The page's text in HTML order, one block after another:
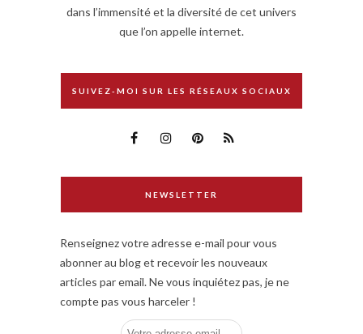
dans l’immensité et la diversité de cet univers
que l’on appelle internet.
SUIVEZ-MOI SUR LES RÉSEAUX SOCIAUX
NEWSLETTER
Renseignez votre adresse e-mail pour vous
abonner au blog et recevoir les nouveaux
articles par email. Ne vous inquiétez pas, je ne
compte pas vous harceler !